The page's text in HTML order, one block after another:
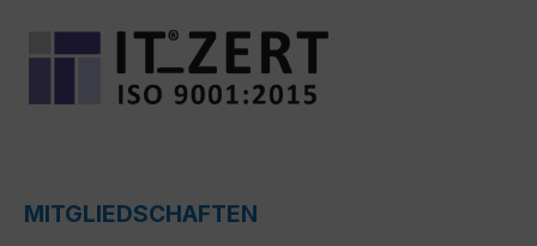
MITGLIEDSCHAFTEN